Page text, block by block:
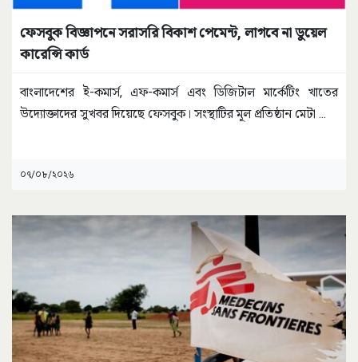
ফেসবুক বিজ্ঞাপনে সরাসরি বিকাশ পেমেন্ট, লাগবে না ডুয়েল
কারেন্সি কার্ড
বাংলাদেশের ই-কমার্স, এফ-কমার্স এবং ডিজিটাল মার্কেটিং খাতের
উদ্যোক্তাদের সুখবর দিয়েছে ফেসবুক। সংস্থাটির মূল প্রতিষ্ঠান মেটা ...
০৭/০৮/২০২৬